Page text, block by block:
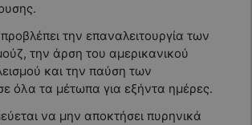
την επαναλειτουργία των
την άρση του αμερικανικού
και την παύση των
όλα τα μέτωπα για εξήντα ημέρες.
να μην αποκτήσει πυρηνικά